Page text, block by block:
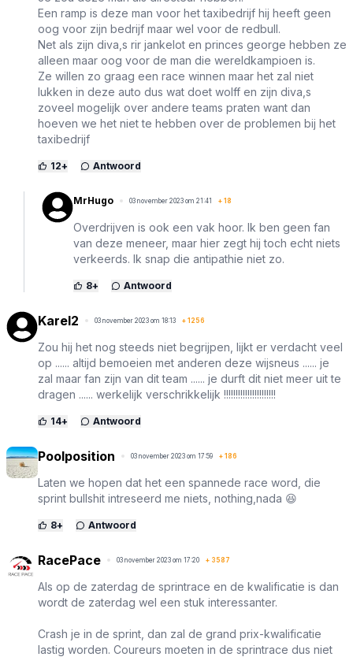
Een ramp is deze man voor het taxibedrijf hij heeft geen
oog voor zijn bedrijf maar wel voor de redbull.
Net als zijn diva,s rir jankelot en princes george hebben ze
alleen maar oog voor de man die wereldkampioen is.
Ze willen zo graag een race winnen maar het zal niet
lukken in deze auto dus wat doet wolff en zijn diva,s
zoveel mogelijk over andere teams praten want dan
hoeven we het niet te hebben over de problemen bij het
taxibedrijf
12+ Antwoord
MrHugo 03 november 2023 om 21:41 + 18
Overdrijven is ook een vak hoor. Ik ben geen fan
van deze meneer, maar hier zegt hij toch echt niets
verkeerds. Ik snap die antipathie niet zo.
8+ Antwoord
Karel2 03 november 2023 om 18:13 + 1256
Zou hij het nog steeds niet begrijpen, lijkt er verdacht veel
op ...... altijd bemoeien met anderen deze wijsneus ...... je
zal maar fan zijn van dit team ...... je durft dit niet meer uit te
dragen ...... werkelijk verschrikkelijk !!!!!!!!!!!!!!!!!!!!!!
14+ Antwoord
Poolposition 03 november 2023 om 17:59 + 186
Laten we hopen dat het een spannede race word, die
sprint bullshit intreseerd me niets, nothing,nada 😆
8+ Antwoord
RacePace 03 november 2023 om 17:20 + 3587
Als op de zaterdag de sprintrace en de kwalificatie is dan
wordt de zaterdag wel een stuk interessanter.
Crash je in de sprint, dan zal de grand prix-kwalificatie
lastig worden. Coureurs moeten in de sprintrace dus niet